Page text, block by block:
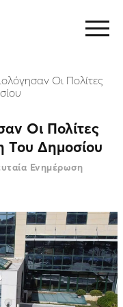
Οι Πολίτες
Οι Πολίτες
Του Δημοσίου
Ενημέρωση